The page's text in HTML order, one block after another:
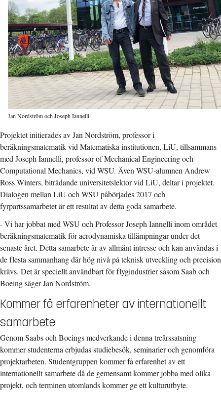
Jan Nordström och Joseph Iannelli.
Projektet initierades av Jan Nordström, professor i
beräkningsmatematik vid Matematiska institutionen, LiU, tillsammans
med Joseph Iannelli, professor of Mechanical Engineering och
Computational Mechanics, vid WSU. Även WSU-alumnen Andrew
Ross Winters, biträdande universitetslektor vid LiU, deltar i projektet.
Dialogen mellan LiU och WSU påbörjades 2017 och
fyrpartssamarbetet är ett resultat av detta goda samarbete.
- Vi har jobbat med WSU och Professor Joseph Iannelli inom området
beräkningsmatematik för aerodynamiska tillämpningar under det
senaste året. Detta samarbete är av allmänt intresse och kan användas i
de flesta sammanhang där hög nivå på teknisk utveckling och precision
krävs. Det är speciellt användbart för flygindustrier såsom Saab och
Boeing säger Jan Nordström.
Kommer få erfarenheter av internationellt
samarbete
Genom Saabs och Boeings medverkande i denna treårssatsning
kommer studenterna erbjudas studiebesök, seminarier och genomföra
projektarbeten. Studentgruppen kommer få erfarenhet av ett
internationellt samarbete då de gemensamt kommer jobba med olika
projekt, och terminen utomlands kommer ge ett kulturutbyte.